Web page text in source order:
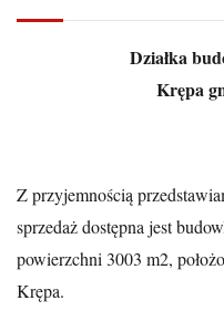
Działka
Krępa
Z przyjemnością
sprzedaż dostępna jest
powierzchni 3003 m2,
Krępa.